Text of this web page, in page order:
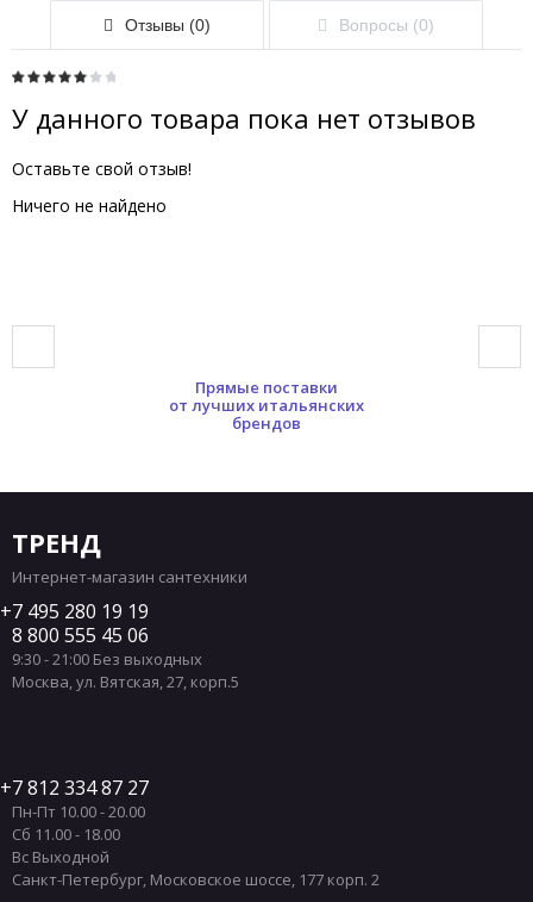
Отзывы (0) Вопросы (0)
У данного товара пока нет отзывов
Оставьте свой отзыв!
Ничего не найдено
Прямые поставки
от лучших итальянских
брендов
ТРЕНД
Интернет-магазин сантехники
7 495 280 19 19
8 800 555 45 06
9:30 - 21:00 Без выходных
Москва,ул. Вятская, 27, корп.5
7 812 334 87 27
Пн-Пт 10.00 - 20.00
Сб 11.00 - 18.00
Вс Выходной
Санкт-Петербург, Московское шоссе, 177 корп. 2